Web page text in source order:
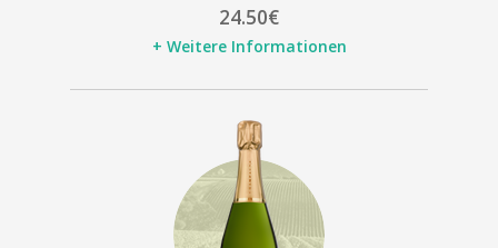
24.50€
+ Weitere Informationen